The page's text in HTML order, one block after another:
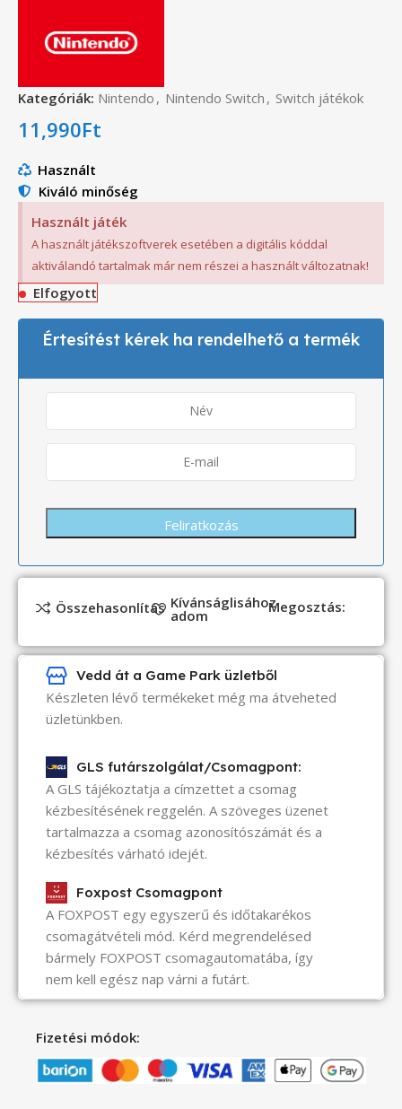
Kategóriák: Nintendo , Nintendo Switch , Switch játékok
11,990Ft
Használt
Kiváló minőség
Használt játék
A használt játékszoftverek esetében a digitális kóddal
aktiválandó tartalmak már nem részei a használt változatnak!
Elfogyott
Értesítést kérek ha rendelhető a termék
Összehasonlítás Kívánságlisához
adom Megosztás:
Vedd át a Game Park üzletből
Készleten lévő termékeket még ma átveheted
üzletünkben.
GLS futárszolgálat/Csomagpont:
A GLS tájékoztatja a címzettet a csomag
kézbesítésének reggelén. A szöveges üzenet
tartalmazza a csomag azonosítószámát és a
kézbesítés várható idejét.
Foxpost Csomagpont
A FOXPOST egy egyszerű és időtakarékos
csomagátvételi mód. Kérd megrendelésed
bármely FOXPOST csomagautomatába, így
nem kell egész nap várni a futárt.
Fizetési módok: